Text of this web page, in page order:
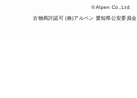
© Alpen Co.,Ltd.
古物商許認可 (株)アルペン 愛知県公安委